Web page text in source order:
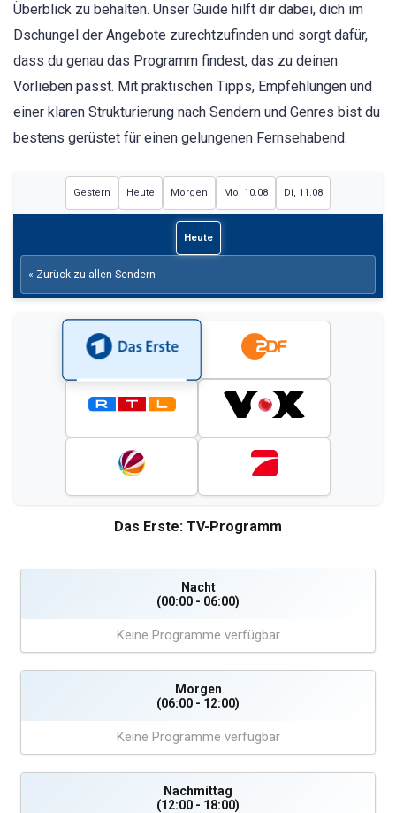
Überblick zu behalten. Unser Guide hilft dir dabei, dich im
Dschungel der Angebote zurechtzufinden und sorgt dafür,
dass du genau das Programm findest, das zu deinen
Vorlieben passt. Mit praktischen Tipps, Empfehlungen und
einer klaren Strukturierung nach Sendern und Genres bist du
bestens gerüstet für einen gelungenen Fernsehabend.
Gestern Heute Morgen Mo, 10.08 Di, 11.08
Heute
« Zurück zu allen Sendern
Das Erste: TV-Programm
Nacht
(00:00 - 06:00)
Keine Programme verfügbar
Morgen
(06:00 - 12:00)
Keine Programme verfügbar
Nachmittag
(12:00 - 18:00)